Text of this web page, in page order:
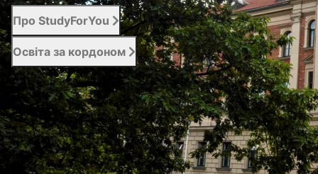
Про StudyForYou
Освіта за кордоном
Абітурієнту
Послуги
Новини
Контакти